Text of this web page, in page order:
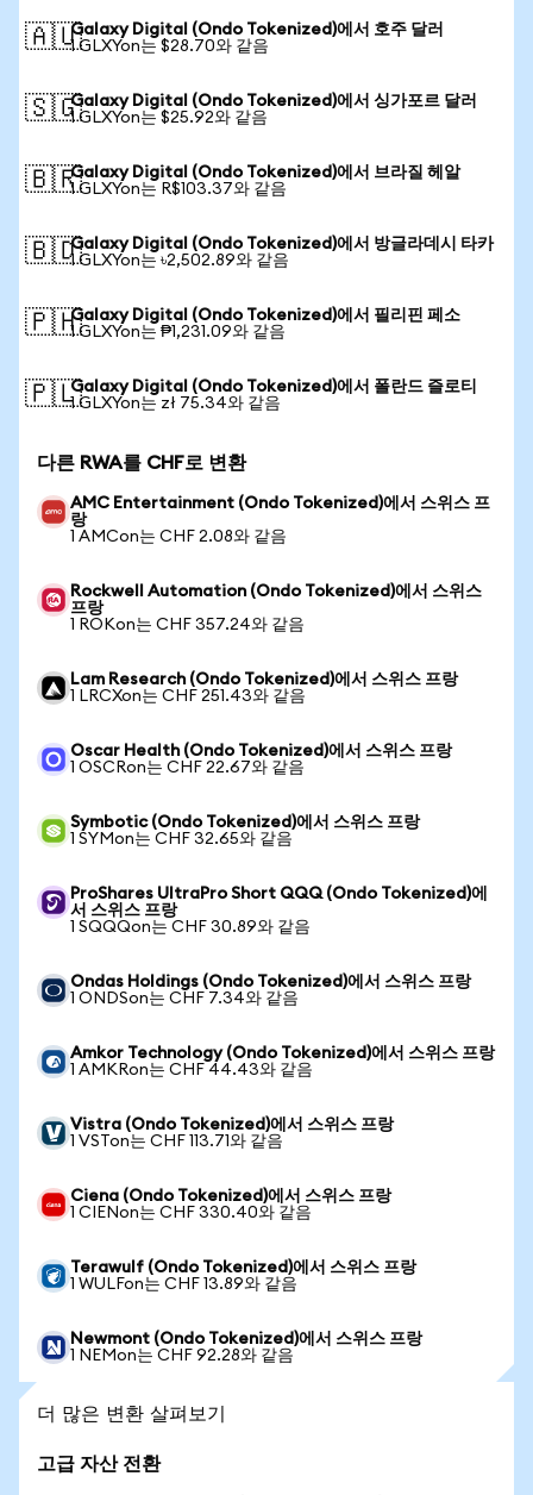
🇦🇺Galaxy Digital (Ondo Tokenized)에서 호주 달러
1 GLXYon는 $28.70와 같음
🇸🇬Galaxy Digital (Ondo Tokenized)에서 싱가포르 달러
1 GLXYon는 $25.92와 같음
🇧🇷Galaxy Digital (Ondo Tokenized)에서 브라질 헤알
1 GLXYon는 R$103.37와 같음
🇧🇩Galaxy Digital (Ondo Tokenized)에서 방글라데시 타카
1 GLXYon는 ৳2,502.89와 같음
🇵🇭Galaxy Digital (Ondo Tokenized)에서 필리핀 페소
1 GLXYon는 ₱1,231.09와 같음
🇵🇱Galaxy Digital (Ondo Tokenized)에서 폴란드 즐로티
1 GLXYon는 zł 75.34와 같음
다른 RWA를 CHF로 변환
AMC Entertainment (Ondo Tokenized)에서 스위스 프
랑
1 AMCon는 CHF 2.08와 같음
Rockwell Automation (Ondo Tokenized)에서 스위스
프랑
1 ROKon는 CHF 357.24와 같음
Lam Research (Ondo Tokenized)에서 스위스 프랑
1 LRCXon는 CHF 251.43와 같음
Oscar Health (Ondo Tokenized)에서 스위스 프랑
1 OSCRon는 CHF 22.67와 같음
Symbotic (Ondo Tokenized)에서 스위스 프랑
1 SYMon는 CHF 32.65와 같음
ProShares UltraPro Short QQQ (Ondo Tokenized)에
서 스위스 프랑
1 SQQQon는 CHF 30.89와 같음
Ondas Holdings (Ondo Tokenized)에서 스위스 프랑
1 ONDSon는 CHF 7.34와 같음
Amkor Technology (Ondo Tokenized)에서 스위스 프랑
1 AMKRon는 CHF 44.43와 같음
Vistra (Ondo Tokenized)에서 스위스 프랑
1 VSTon는 CHF 113.71와 같음
Ciena (Ondo Tokenized)에서 스위스 프랑
1 CIENon는 CHF 330.40와 같음
Terawulf (Ondo Tokenized)에서 스위스 프랑
1 WULFon는 CHF 13.89와 같음
Newmont (Ondo Tokenized)에서 스위스 프랑
1 NEMon는 CHF 92.28와 같음
더 많은 변환 살펴보기
고급 자산 전환